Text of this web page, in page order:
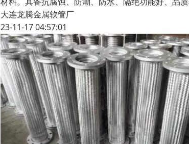
大连龙腾金属软管厂
23-11-17 04:57:01